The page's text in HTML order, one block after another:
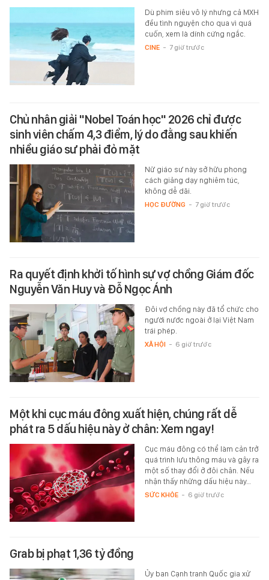
Dù phim siêu vô lý nhưng cả MXH
đều tình nguyện cho qua vì quá
cuốn, xem là dính cứng ngắc.
CINE - 7 giờ trước
Chủ nhân giải "Nobel Toán học" 2026 chỉ được
sinh viên chấm 4,3 điểm, lý do đằng sau khiến
nhiều giáo sư phải đỏ mặt
Nữ giáo sư này sở hữu phong
cách giảng dạy nghiêm túc,
không dễ dãi.
HỌC ĐƯỜNG - 7 giờ trước
Ra quyết định khởi tố hình sự vợ chồng Giám đốc
Nguyễn Văn Huy và Đỗ Ngọc Ánh
Đôi vợ chồng này đã tổ chức cho
người nước ngoài ở lại Việt Nam
trái phép.
XÃ HỘI - 6 giờ trước
Một khi cục máu đông xuất hiện, chúng rất dễ
phát ra 5 dấu hiệu này ở chân: Xem ngay!
Cục máu đông có thể làm cản trở
quá trình lưu thông máu và gây ra
một số thay đổi ở đôi chân. Nếu
nhận thấy những dấu hiệu này…
SỨC KHỎE - 6 giờ trước
Grab bị phạt 1,36 tỷ đồng
Ủy ban Cạnh tranh Quốc gia xử